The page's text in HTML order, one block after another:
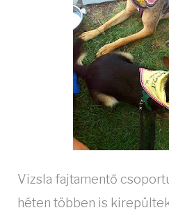
Vizsla fajtamentő
héten többen is